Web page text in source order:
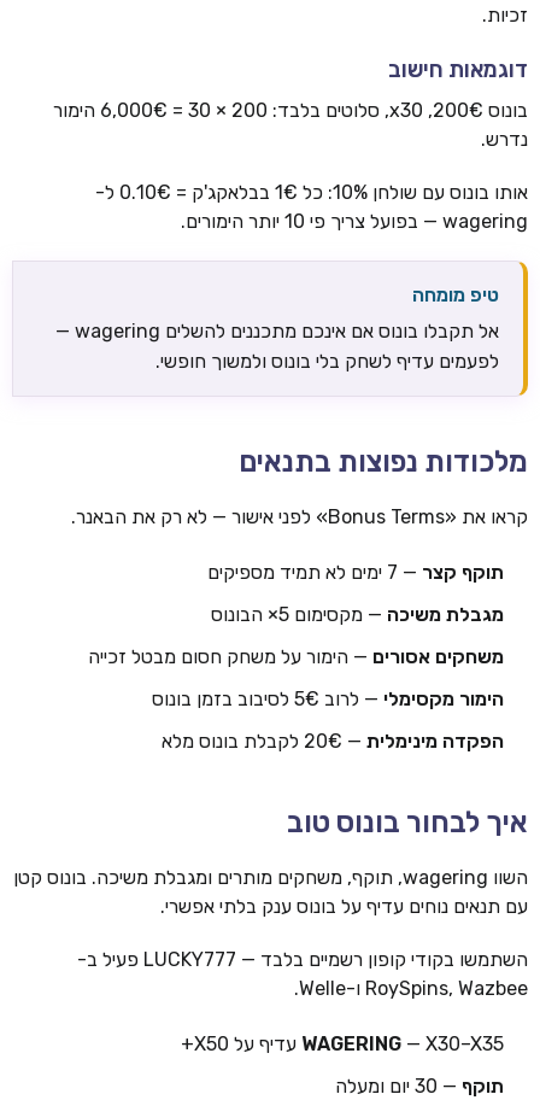
זכיות.
דוגמאות חישוב
בונוס 200€, x30, סלוטים בלבד: 200 × 30 = 6,000€ הימור
נדרש.
אותו בונוס עם שולחן 10%: כל 1€ בבלאקג'ק = 0.10€ ל-
wagering — בפועל צריך פי 10 יותר הימורים.
טיפ מומחה
אל תקבלו בונוס אם אינכם מתכננים להשלים wagering —
לפעמים עדיף לשחק בלי בונוס ולמשוך חופשי.
מלכודות נפוצות בתנאים
קראו את «Bonus Terms» לפני אישור — לא רק את הבאנר.
תוקף קצר — 7 ימים לא תמיד מספיקים
מגבלת משיכה — מקסימום 5× הבונוס
משחקים אסורים — הימור על משחק חסום מבטל זכייה
הימור מקסימלי — לרוב 5€ לסיבוב בזמן בונוס
הפקדה מינימלית — 20€ לקבלת בונוס מלא
איך לבחור בונוס טוב
השוו wagering, תוקף, משחקים מותרים ומגבלת משיכה. בונוס קטן
עם תנאים נוחים עדיף על בונוס ענק בלתי אפשרי.
השתמשו בקודי קופון רשמיים בלבד — LUCKY777 פעיל ב-
RoySpins, Wazbee ו-Welle.
WAGERING — X30–X35 עדיף על X50+
תוקף — 30 יום ומעלה